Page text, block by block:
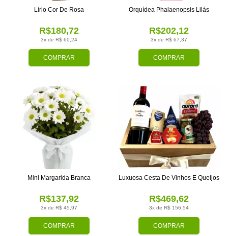
COMPRAR
3x de R$ 60,24
R$180,72
Lírio Cor De Rosa
COMPRAR
3x de R$ 67,37
R$202,12
Orquídea Phalaenopsis Lilás
COMPRAR
3x de R$ 45,97
R$137,92
Mini Margarida Branca
COMPRAR
3x de R$ 156,54
R$469,62
Luxuosa Cesta De Vinhos E Queijos